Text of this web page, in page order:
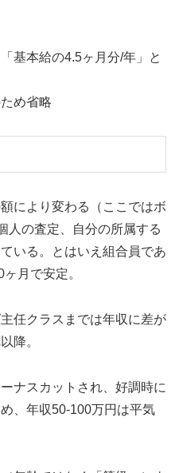
基本給の4.5ヶ月分/年」と
め省略
により変わる（ここではボ
人の査定、自分の所属する
いる。とはいえ組合員であ
月で安定。
任クラスまでは年収に差が
降。
ナスカットされ、好調時に
、年収50-100万円は平気